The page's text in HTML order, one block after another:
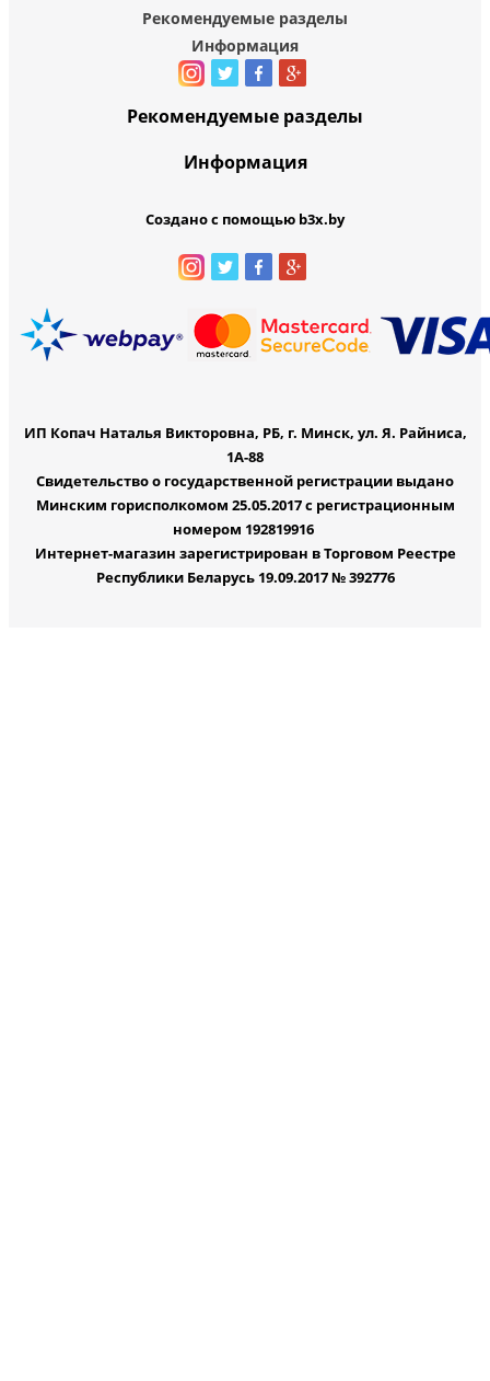
Рекомендуемые разделы
Информация
Рекомендуемые разделы
Информация
Создано с помощью b3x.by
ИП Копач Наталья Викторовна, РБ, г. Минск, ул. Я. Райниса,
1А-88
Свидетельство о государственной регистрации выдано
Минским горисполкомом 25.05.2017 с регистрационным
номером 192819916
Интернет-магазин зарегистрирован в Торговом Реестре
Республики Беларусь 19.09.2017 № 392776